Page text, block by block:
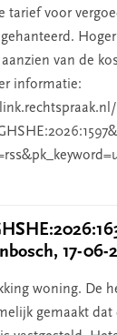
tarief voor
van de
informatie:
17-06-
woning. De
gemaakt dat